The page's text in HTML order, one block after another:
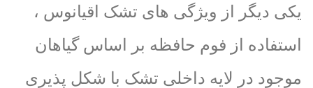
یکی دیگر از ویژگی های تشک اقیانوس ،
استفاده از فوم حافظه بر اساس گیاهان
موجود در لایه داخلی تشک با شکل پذیری